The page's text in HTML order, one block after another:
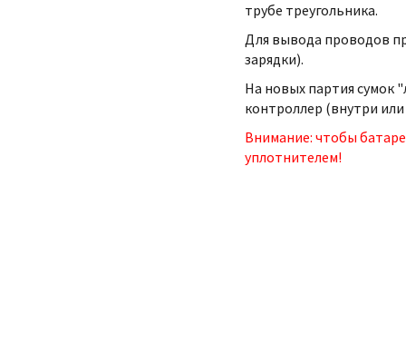
трубе треугольника.
Для вывода проводов
зарядки).
На новых партия сумок
контроллер (внутри
Внимание: чтобы
уплотнителем!